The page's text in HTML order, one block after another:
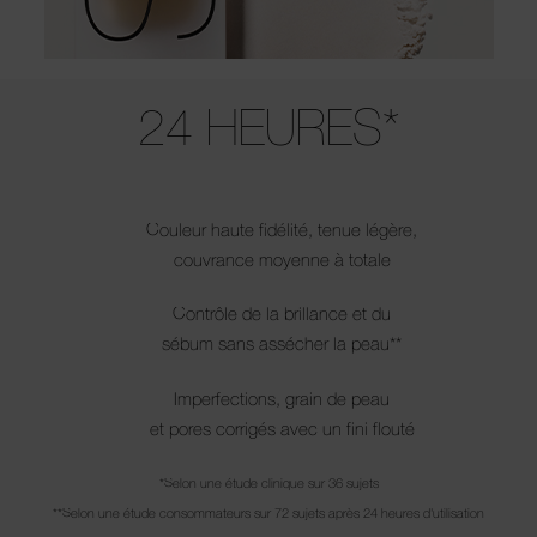
24 HEURES*
Couleur haute fidélité, tenue légère,
couvrance moyenne à totale
Contrôle de la brillance et du
sébum sans assécher la peau**
Imperfections, grain de peau
et pores corrigés avec un fini flouté
*Selon une étude clinique sur 36 sujets
**Selon une étude consommateurs sur 72 sujets après 24 heures d'utilisation